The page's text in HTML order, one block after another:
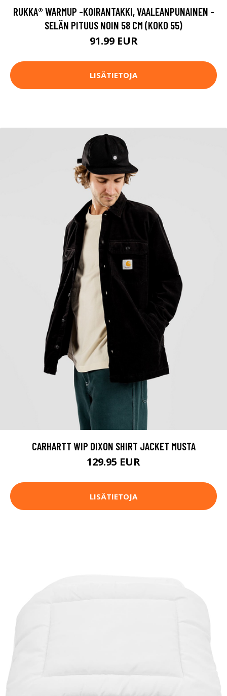
RUKKA® WARMUP -KOIRANTAKKI, VAALEANPUNAINEN -
SELÄN PITUUS NOIN 58 CM (KOKO 55)
91.99 EUR
LISÄTIETOJA
CARHARTT WIP DIXON SHIRT JACKET MUSTA
129.95 EUR
LISÄTIETOJA